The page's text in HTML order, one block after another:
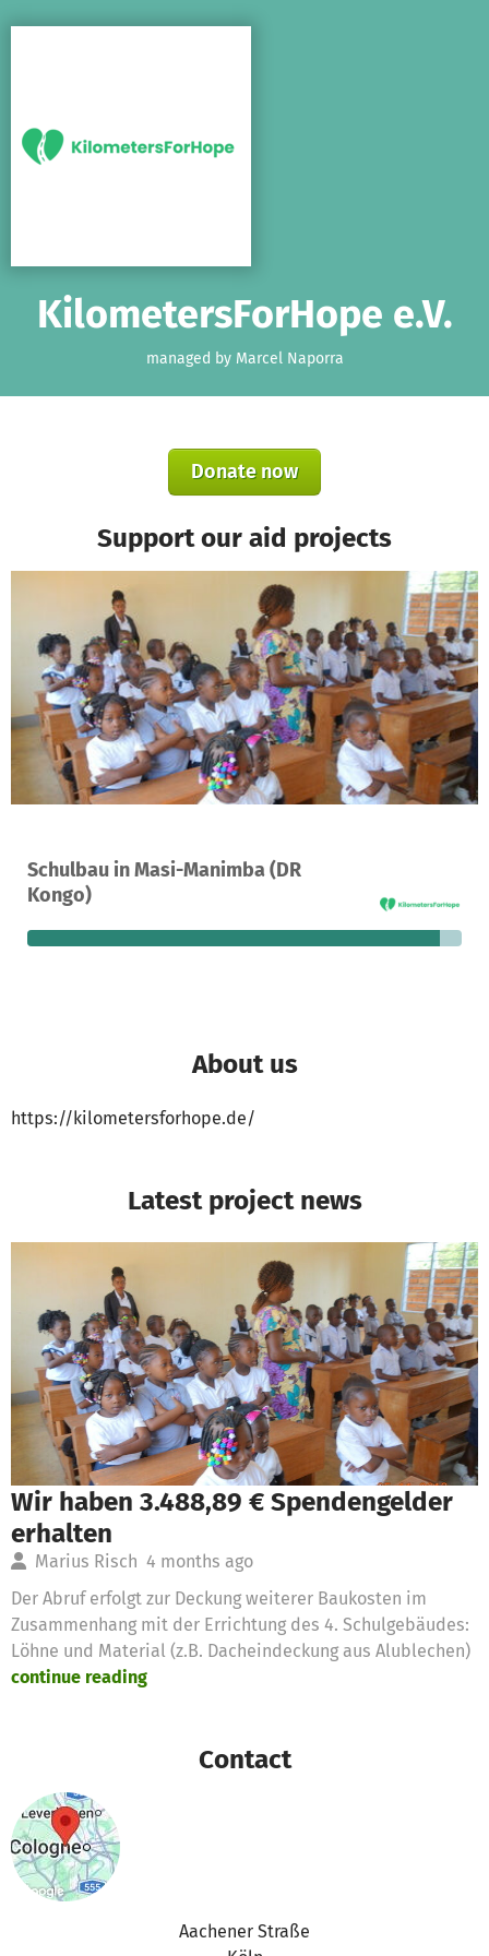
KilometersForHope e.V.
managed by Marcel Naporra
Donate now
Support our aid projects
Schulbau in Masi-Manimba (DR
Kongo)
A project in Masi-Manimba, Democratic Republic of the Congo
333
donations still needed
About us
https://kilometersforhope.de/
Latest project news
Wir haben 3.488,89 € Spendengelder
erhalten
Marius Risch 4 months ago
Der Abruf erfolgt zur Deckung weiterer Baukosten im
Zusammenhang mit der Errichtung des 4. Schulgebäudes:
Löhne und Material (z.B. Dacheindeckung aus Alublechen)
continue reading
Contact
Aachener Straße